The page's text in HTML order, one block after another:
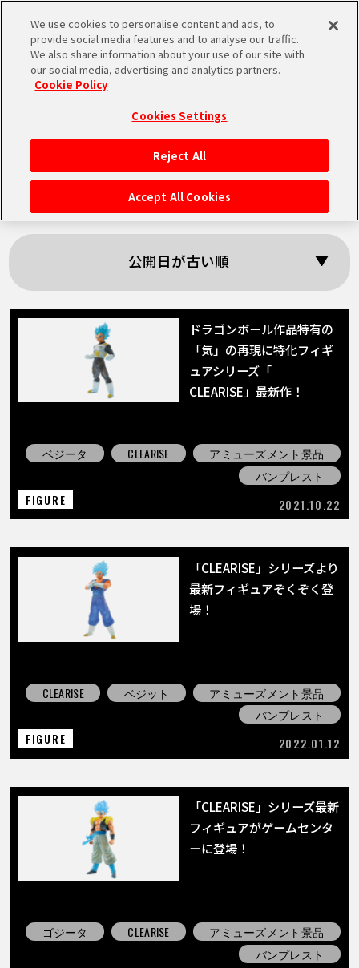
MEN
HOME
NEWS
MOVIE
COLUMNS
LANGUAGE
JP
EN FR DE ES
「CLEARISE」の検
索結果
公開日が古い順
ドラゴンボール作品特有の
「気」の再現に特化フィギ
ュアシリーズ「
CLEARISE」最新作！
ベジータ CLEARISE
アミューズメント景品
バンプレスト
FIGURE
2021.10.22
「CLEARISE」シリーズより
最新フィギュアぞくぞく登
場！
CLEARISE ベジット
アミューズメント景品
バンプレスト
FIGURE
2022.01.12
「CLEARISE」シリーズ最新
フィギュアがゲームセンタ
ーに登場！
ゴジータ CLEARISE
アミューズメント景品
バンプレスト
We use cookies to personalise content and ads, to
provide social media features and to analyse our traffic.
We also share information about your use of our site with
our social media, advertising and analytics partners.
Cookie Policy
Cookies Settings
Reject All
Accept All Cookies